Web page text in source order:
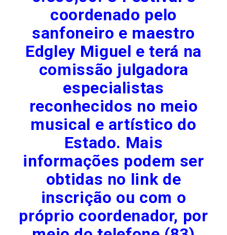
coordenado pelo
sanfoneiro e maestro
Edgley Miguel e terá na
comissão julgadora
especialistas
reconhecidos no meio
musical e artístico do
Estado. Mais
informações podem ser
obtidas no link de
inscrição ou com o
próprio coordenador, por